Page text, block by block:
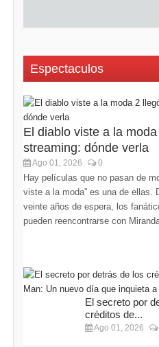
Espectaculos
El diablo viste a la moda
streaming: dónde verla
Ago 01, 2026 0
Hay películas que no pasan de
viste a la moda” es una de ellas.
veinte años de espera, los
pueden reencontrarse con
El secreto por
créditos de...
Ago 01, 2026